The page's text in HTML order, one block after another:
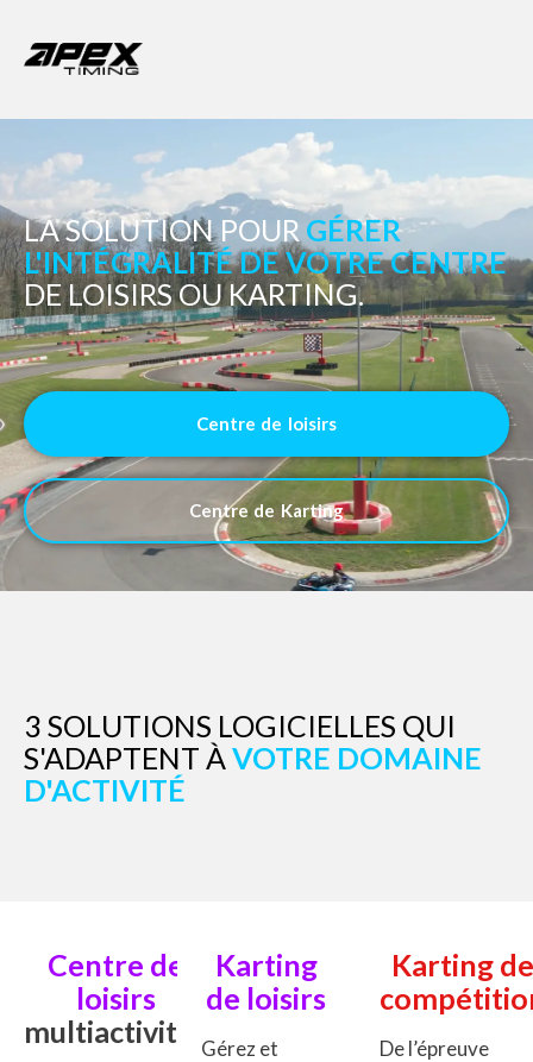
LA SOLUTION POUR GÉRER
L'INTÉGRALITÉ DE VOTRE CENTRE
DE LOISIRS OU KARTING.
Centre de loisirs
Centre de Karting
3 SOLUTIONS LOGICIELLES QUI
S'ADAPTENT ÀVOTRE DOMAINE
D'ACTIVITÉ
Centre de
loisirs
multiactivités
Karting
de loisirs
Gérez et
Karting de
De l’épreuve